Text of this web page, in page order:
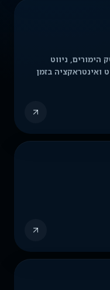
ניווט
ואינטראקציה בזמן